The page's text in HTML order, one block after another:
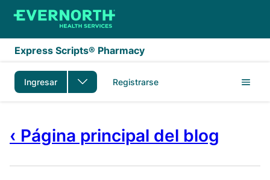
Saltar al contenido principal
Express Scripts® Pharmacy
Ingresar Registrarse
‹ Página principal del blog